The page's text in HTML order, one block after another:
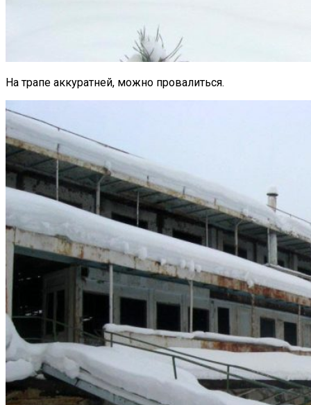
На трапе аккуратней, можно провалиться.